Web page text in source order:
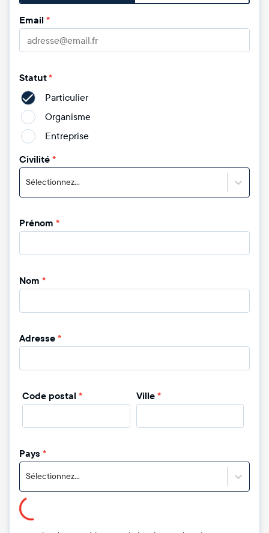
Email *
Statut*
Particulier
Organisme
Entreprise
Civilité*
Sélectionnez...
Prénom *
Nom *
Adresse*
Code postal * Ville *
Pays *
Sélectionnez...